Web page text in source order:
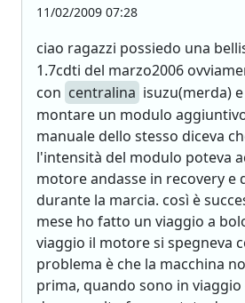
11/02/2009 07:28
ciao ragazzi possiedo una
1.7cdti del marzo2006
con centralina isuzu(merda)
montare un modulo
manuale dello stesso diceva
l'intensità del modulo poteva
motore andasse in recovery e
durante la marcia. così è
mese ho fatto un viaggio a
viaggio il motore si spegneva
problema è che la macchina
prima, quando sono in